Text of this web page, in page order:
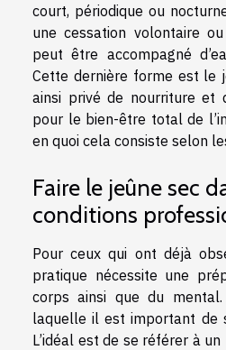
court, périodique ou
une cessation volontaire
peut être accompagné
Cette dernière forme est le
ainsi privé de nourriture et
pour le bien-être total de
en quoi cela consiste selon
Faire le jeûne sec
conditions
Pour ceux qui ont déjà
pratique nécessite une
corps ainsi que du
laquelle il est important de
L’idéal est de se référer à